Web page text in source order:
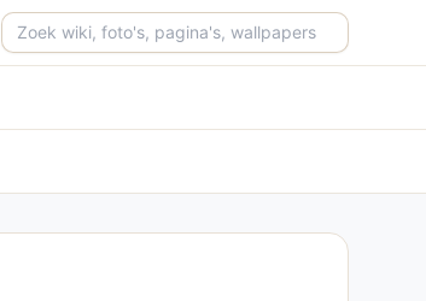
Zoeken op de site